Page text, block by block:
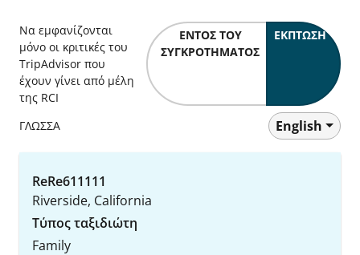
Να εμφανίζονται
μόνο οι κριτικές του
TripAdvisor που
έχουν γίνει από μέλη
της RCI
ΕΝΤΌΣ ΤΟΥ
ΣΥΓΚΡΟΤΉΜΑΤΟΣ
ΈΚΠΤΩΣΗ
ΓΛΩΣΣΑ English
ReRe611111
Riverside, California
Τύπος ταξιδιώτη
Family